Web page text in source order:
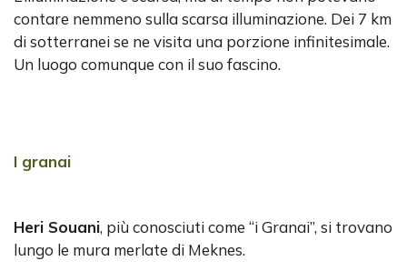
contare nemmeno sulla scarsa illuminazione. Dei 7 km
di sotterranei se ne visita una porzione infinitesimale.
Un luogo comunque con il suo fascino.
I granai
Heri Souani, più conosciuti come “i Granai”, si trovano
lungo le mura merlate di Meknes.